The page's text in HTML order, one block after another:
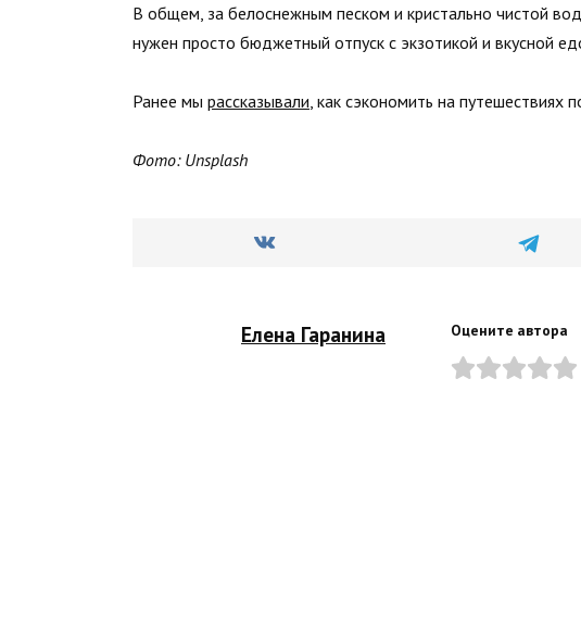
В общем, за белоснежным песком и кристально чистой
нужен просто бюджетный отпуск с экзотикой и вкусной
Ранее мы рассказывали , как сэкономить на путешествиях
Фото: Unsplash
Елена Гаранина Оцените автора